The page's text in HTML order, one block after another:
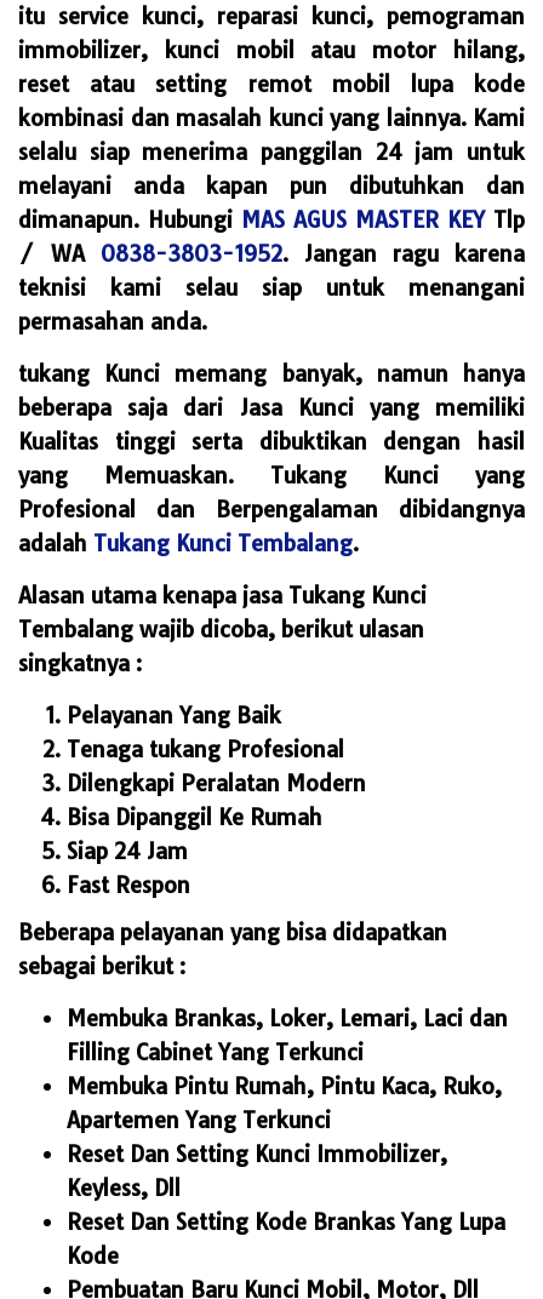
itu service kunci, reparasi kunci, pemograman
immobilizer, kunci mobil atau motor hilang,
reset atau setting remot mobil lupa kode
kombinasi dan masalah kunci yang lainnya. Kami
selalu siap menerima panggilan 24 jam untuk
melayani anda kapan pun dibutuhkan dan
dimanapun. Hubungi MAS AGUS MASTER KEYTlp
/ WA 0838-3803-1952. Jangan ragu karena
teknisi kami selau siap untuk menangani
permasahan anda.
tukang Kunci memang banyak, namun hanya
beberapa saja dari Jasa Kunci yang memiliki
Kualitas tinggi serta dibuktikan dengan hasil
yang Memuaskan. Tukang Kunci yang
Profesional dan Berpengalaman dibidangnya
adalah Tukang Kunci Tembalang.
Alasan utama kenapa jasa Tukang Kunci
Tembalang wajib dicoba, berikut ulasan
singkatnya :
Pelayanan Yang Baik
Tenaga tukang Profesional
Dilengkapi Peralatan Modern
Bisa Dipanggil Ke Rumah
Siap 24 Jam
Fast Respon
Beberapa pelayanan yang bisa didapatkan
sebagai berikut :
Membuka Brankas, Loker, Lemari, Laci dan
Filling Cabinet Yang Terkunci
Membuka Pintu Rumah, Pintu Kaca, Ruko,
Apartemen Yang Terkunci
Reset Dan Setting Kunci Immobilizer,
Keyless, Dll
Reset Dan Setting Kode Brankas Yang Lupa
Kode
Pembuatan Baru Kunci Mobil, Motor, Dll